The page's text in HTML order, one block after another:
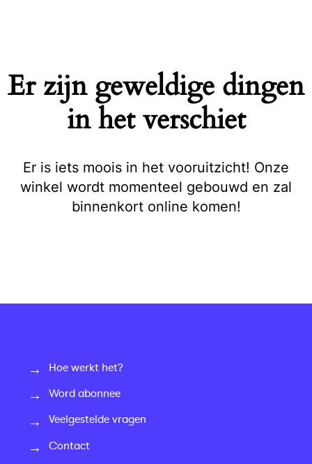
Er zijn geweldige dingen
in het verschiet
Er is iets moois in het vooruitzicht! Onze
winkel wordt momenteel gebouwd en zal
binnenkort online komen!
Hoe werkt het?
Word abonnee
Veelgestelde vragen
Contact